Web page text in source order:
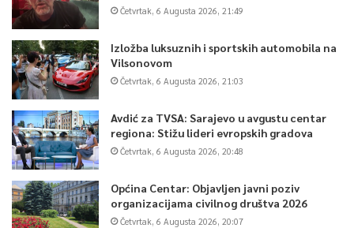
Četvrtak, 6 Augusta 2026, 21:49
Izložba luksuznih i sportskih automobila na
Vilsonovom
Četvrtak, 6 Augusta 2026, 21:03
Avdić za TVSA: Sarajevo u avgustu centar
regiona: Stižu lideri evropskih gradova
Četvrtak, 6 Augusta 2026, 20:48
Općina Centar: Objavljen javni poziv
organizacijama civilnog društva 2026
Četvrtak, 6 Augusta 2026, 20:07